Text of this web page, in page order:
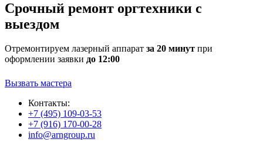
Срочный ремонт оргтехники с
выездом
Отремонтируем лазерный аппарат за 20 минут при
оформлении заявки до 12:00
Вызвать мастера
Контакты:
+7 (495) 109-03-53
+7 (916) 170-00-28
info@arngroup.ru